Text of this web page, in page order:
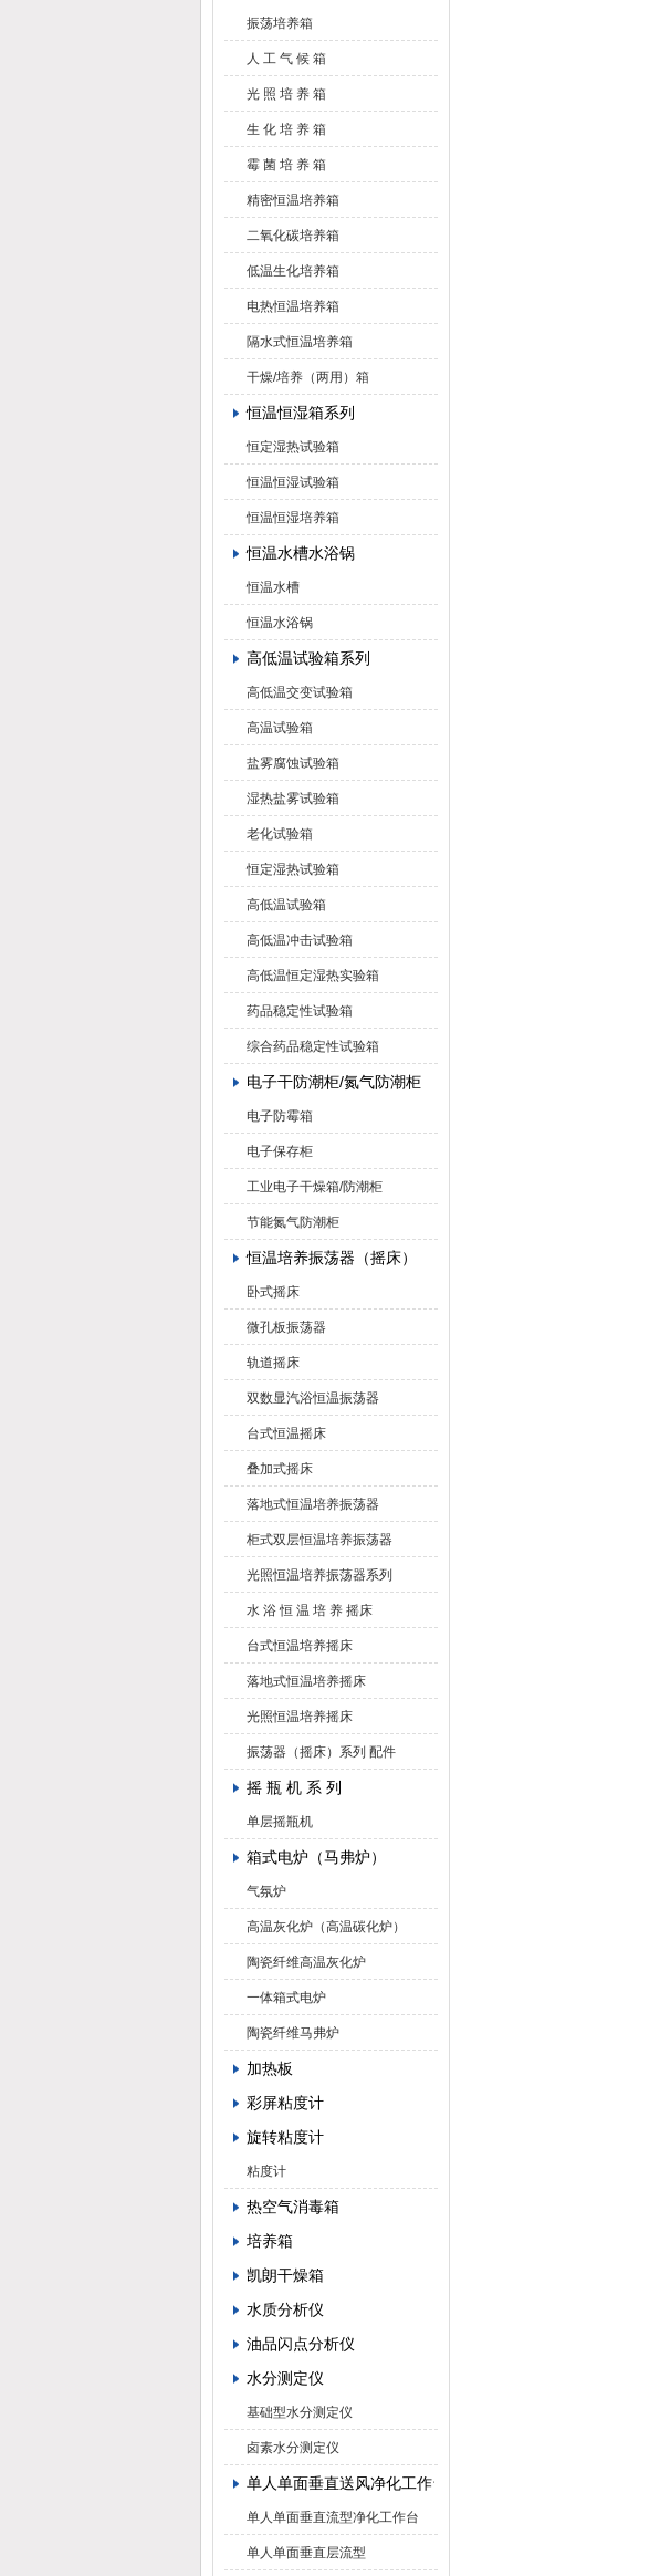
振荡培养箱
人 工 气 候 箱
光 照 培 养 箱
生 化 培 养 箱
霉 菌 培 养 箱
精密恒温培养箱
二氧化碳培养箱
低温生化培养箱
电热恒温培养箱
隔水式恒温培养箱
干燥/培养（两用）箱
恒温恒湿箱系列
恒定湿热试验箱
恒温恒湿试验箱
恒温恒湿培养箱
恒温水槽水浴锅
恒温水槽
恒温水浴锅
高低温试验箱系列
高低温交变试验箱
高温试验箱
盐雾腐蚀试验箱
湿热盐雾试验箱
老化试验箱
恒定湿热试验箱
高低温试验箱
高低温冲击试验箱
高低温恒定湿热实验箱
药品稳定性试验箱
综合药品稳定性试验箱
电子干防潮柜/氮气防潮柜
电子防霉箱
电子保存柜
工业电子干燥箱/防潮柜
节能氮气防潮柜
恒温培养振荡器（摇床）
卧式摇床
微孔板振荡器
轨道摇床
双数显汽浴恒温振荡器
台式恒温摇床
叠加式摇床
落地式恒温培养振荡器
柜式双层恒温培养振荡器
光照恒温培养振荡器系列
水 浴 恒 温 培 养 摇床
台式恒温培养摇床
落地式恒温培养摇床
光照恒温培养摇床
振荡器（摇床）系列 配件
摇 瓶 机 系 列
单层摇瓶机
箱式电炉（马弗炉）
气氛炉
高温灰化炉（高温碳化炉）
陶瓷纤维高温灰化炉
一体箱式电炉
陶瓷纤维马弗炉
加热板
彩屏粘度计
旋转粘度计
粘度计
热空气消毒箱
培养箱
凯朗干燥箱
水质分析仪
油品闪点分析仪
水分测定仪
基础型水分测定仪
卤素水分测定仪
单人单面垂直送风净化工作台
单人单面垂直流型净化工作台
单人单面垂直层流型